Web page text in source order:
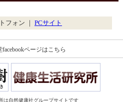
フォン ｜ PCサイト
ページはこちら
は自然健康社グループサイトです